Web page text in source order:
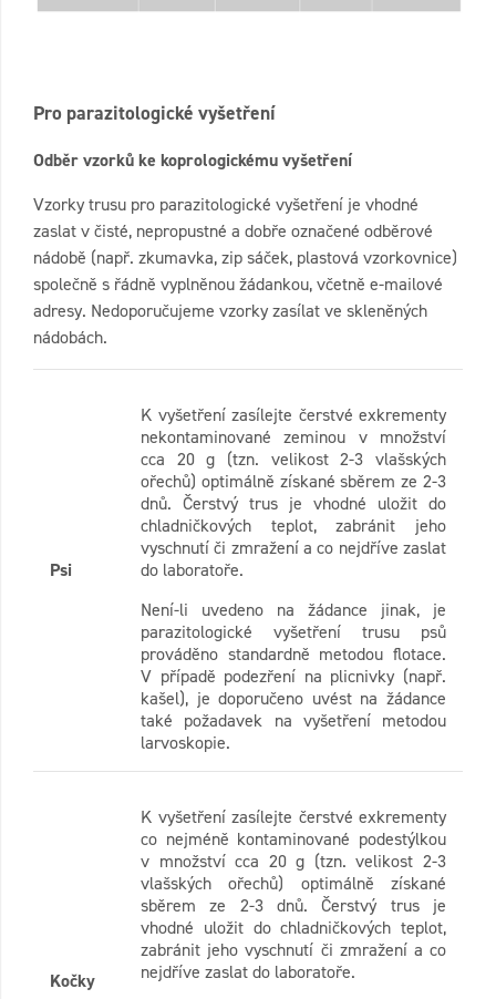
Pro parazitologické vyšetření
Odběr vzorků ke koprologickému vyšetření
Vzorky trusu pro parazitologické vyšetření je vhodné
zaslat v čisté, nepropustné a dobře označené odběrové
nádobě (např. zkumavka, zip sáček, plastová vzorkovnice)
společně s řádně vyplněnou žádankou, včetně e-mailové
adresy. Nedoporučujeme vzorky zasílat ve skleněných
nádobách.
Psi
K vyšetření zasílejte čerstvé exkrementy
nekontaminované zeminou v množství
cca 20 g (tzn. velikost 2-3 vlašských
ořechů) optimálně získané sběrem ze 2-3
dnů. Čerstvý trus je vhodné uložit do
chladničkových teplot, zabránit jeho
vyschnutí či zmražení a co nejdříve zaslat
do laboratoře.
Není-li uvedeno na žádance jinak, je
parazitologické vyšetření trusu psů
prováděno standardně metodou flotace.
V případě podezření na plicnivky (např.
kašel), je doporučeno uvést na žádance
také požadavek na vyšetření metodou
larvoskopie.
Kočky
K vyšetření zasílejte čerstvé exkrementy
co nejméně kontaminované podestýlkou
v množství cca 20 g (tzn. velikost 2-3
vlašských ořechů) optimálně získané
sběrem ze 2-3 dnů. Čerstvý trus je
vhodné uložit do chladničkových teplot,
zabránit jeho vyschnutí či zmražení a co
nejdříve zaslat do laboratoře.